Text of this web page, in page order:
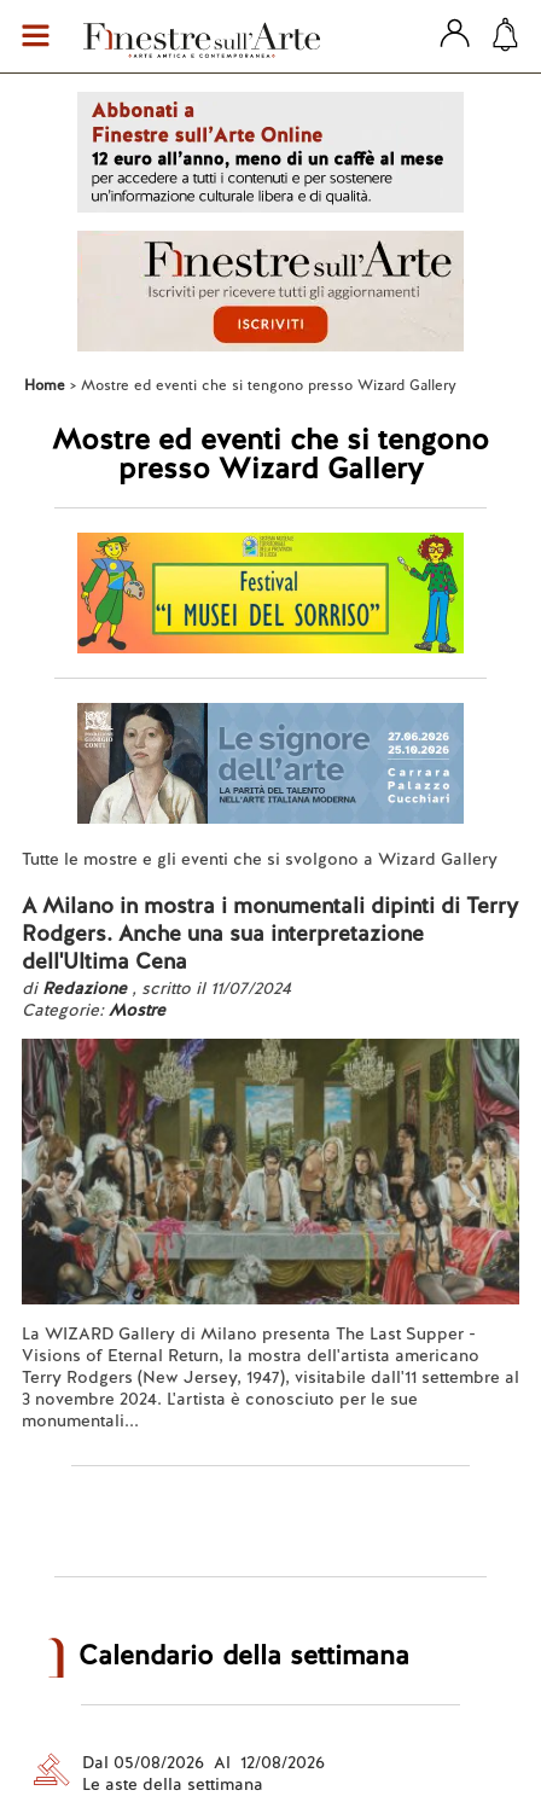
Home Mostre ed eventi che si tengono presso Wizard Gallery
Mostre ed eventi che si tengono
presso Wizard Gallery
Tutte le mostre e gli eventi che si svolgono a Wizard Gallery
A Milano in mostra i monumentali dipinti di Terry
Rodgers. Anche una sua interpretazione
dell'Ultima Cena
di Redazione , scritto il 11/07/2024
Categorie:Mostre
La WIZARD Gallery di Milano presenta The Last Supper -
Visions of Eternal Return, la mostra dell'artista americano
Terry Rodgers (New Jersey, 1947), visitabile dall'11 settembre al
3 novembre 2024. L'artista è conosciuto per le sue
monumentali...
Calendario della settimana
Dal 05/08/2026 Al 12/08/2026
Le aste della settimana